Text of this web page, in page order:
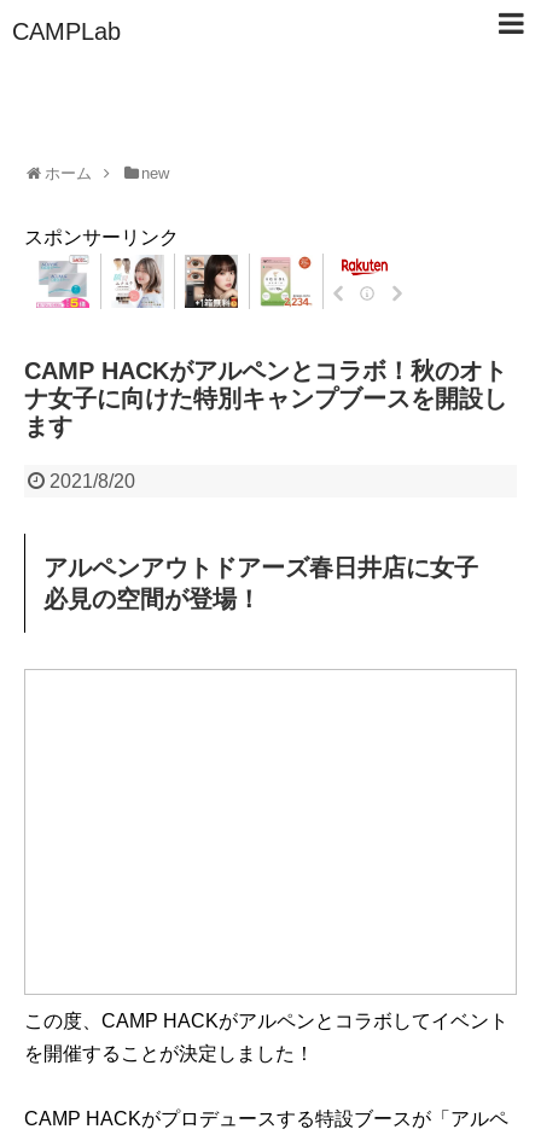
CAMPLab
ホーム new
スポンサーリンク
CAMP HACKがアルペンとコラボ！秋のオト
ナ女子に向けた特別キャンプブースを開設し
ます
2021/8/20
アルペンアウトドアーズ春日井店に女子
必見の空間が登場！
この度、CAMP HACKがアルペンとコラボしてイベント
を開催することが決定しました！
CAMP HACKがプロデュースする特設ブースが「アルペ